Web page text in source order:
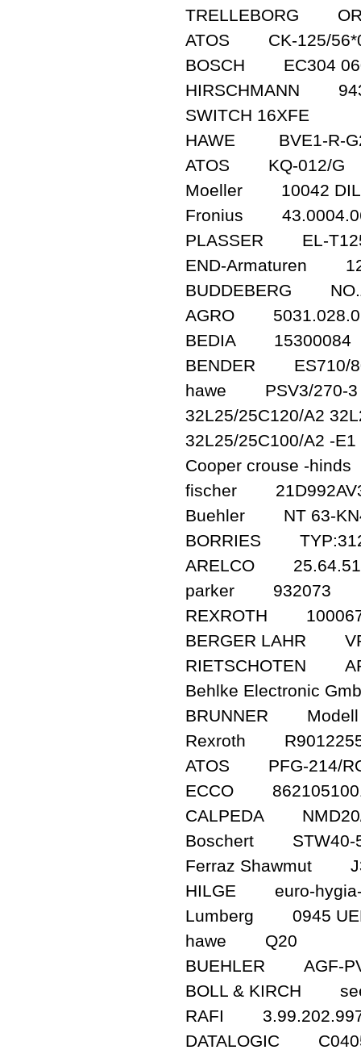
TRELLEBORG
ATOS CK-125/
BOSCH EC304
HIRSCHMANN
SWITCH 16XFE
HAWE BVE1-R-
ATOS KQ-012/G
Moeller 10042
Fronius
PLASSER EL-
END-Armaturen
BUDDEBERG
AGRO
BEDIA 15300084
BENDER ES710/
hawe PSV3/270-3
32L25/25C120/A2
32L25/25C100/A2 -E1
Cooper crouse -
fischer
Buehler NT 63-
BORRIES TYP:312
ARELCO
parker 932073
REXROTH
BERGER LAHR
RIETSCHOTEN
Behlke Electronic
BRUNNER Modell
Rexroth
ATOS PFG-214/
ECCO
CALPEDA
Boschert STW40-
Ferraz Shawmut
HILGE euro-hygia-
Lumberg 0945
hawe Q20
BUEHLER AGF-
BOLL & KIRCH
RAFI
DATALOGIC